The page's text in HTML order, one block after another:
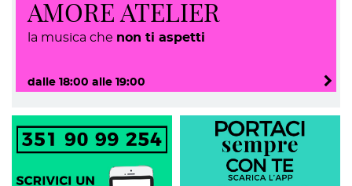
AMORE ATELIER
la musica che non ti aspetti
dalle 18:00 alle 19:00